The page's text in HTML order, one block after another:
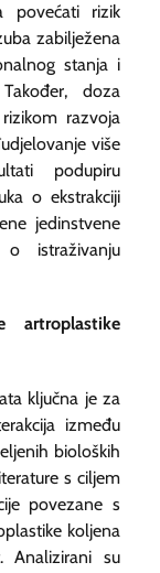
povećati rizik
zabilježena
stanja i
doza
razvoja
više
podupiru
o ekstrakciji
jedinstvene
istraživanju
artroplastike
ključna je za
između
bioloških
s ciljem
povezane s
koljena
Analizirani su